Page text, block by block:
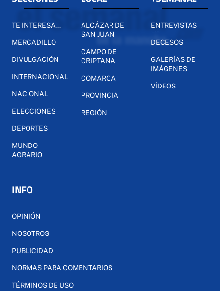
TE INTERESA...
MERCADILLO
DIVULGACIÓN
INTERNACIONAL
NACIONAL
ELECCIONES
DEPORTES
MUNDO
AGRARIO
ALCÁZAR DE
SAN JUAN
CAMPO DE
CRIPTANA
COMARCA
PROVINCIA
REGIÓN
ENTREVISTAS
DECESOS
GALERÍAS DE
IMÁGENES
VÍDEOS
INFO
OPINIÓN
NOSOTROS
PUBLICIDAD
NORMAS PARA COMENTARIOS
TÉRMINOS DE USO